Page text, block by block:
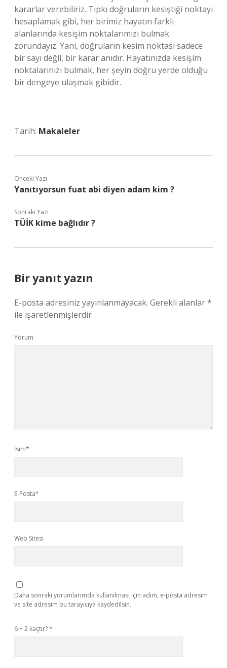
kararlar verebiliriz. Tıpkı doğruların kesiştiği noktayı
hesaplamak gibi, her birimiz hayatın farklı
alanlarında kesişim noktalarımızı bulmak
zorundayız. Yani, doğruların kesim noktası sadece
bir sayı değil, bir karar anıdır. Hayatınızda kesişim
noktalarınızı bulmak, her şeyin doğru yerde olduğu
bir dengeye ulaşmak gibidir.
Tarih: Makaleler
Önceki Yazı
Yanıtıyorsun fuat abi diyen adam kim ?
Sonraki Yazı
TÜİK kime bağlıdır ?
Bir yanıt yazın
E-posta adresiniz yayınlanmayacak. Gerekli alanlar*
ile işaretlenmişlerdir
Yorum
İsim*
E-Posta*
Web Sitesi
Daha sonraki yorumlarımda kullanılması için adım, e-posta adresim
ve site adresim bu tarayıcıya kaydedilsin.
6 + 2 kaçtır?*